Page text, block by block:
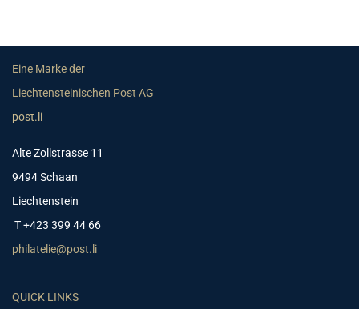
Eine Marke der
Liechtensteinischen Post AG
post.li
Alte Zollstrasse 11
9494 Schaan
Liechtenstein
T +423 399 44 66
philatelie@post.li
QUICK LINKS